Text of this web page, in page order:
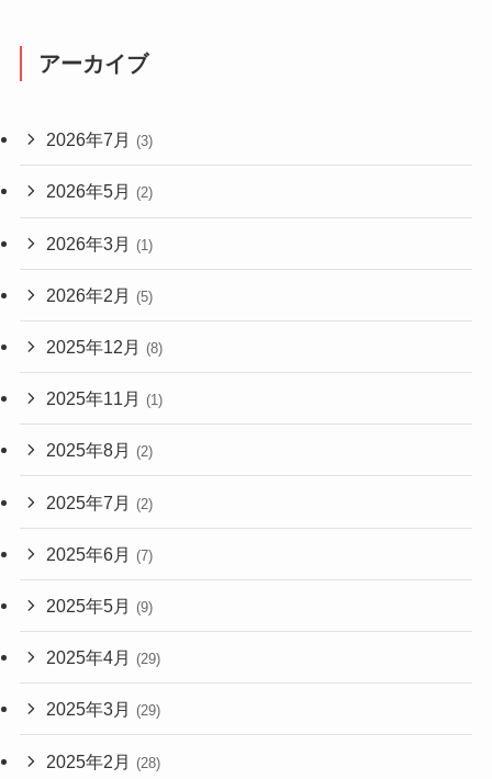
アーカイブ
2026年7月 (3)
2026年5月 (2)
2026年3月 (1)
2026年2月 (5)
2025年12月 (8)
2025年11月 (1)
2025年8月 (2)
2025年7月 (2)
2025年6月 (7)
2025年5月 (9)
2025年4月 (29)
2025年3月 (29)
2025年2月 (28)